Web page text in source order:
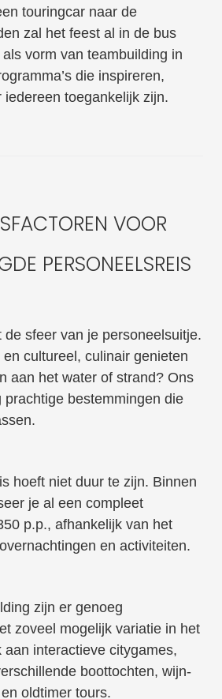
touringcar naar de
zal het feest al in de bus
vorm van teambuilding in
die inspireren,
toegankelijk zijn.
VOOR
PERSONEELSREIS
de sfeer van je personeelsuitje.
cultureel, culinair genieten
aan het water of strand? Ons
prachtige bestemmingen die
hoeft niet duur te zijn. Binnen
je al een compleet
p.p., afhankelijk van het
en activiteiten.
zijn er genoeg
zoveel mogelijk variatie in het
aan interactieve citygames,
boottochten, wijn-
oldtimer tours.